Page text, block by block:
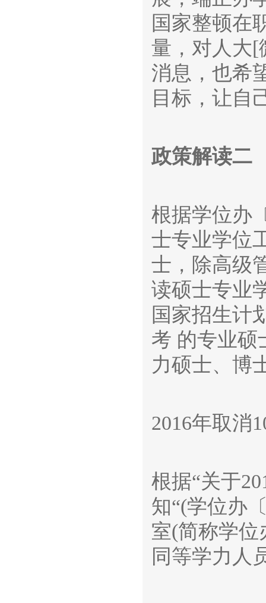
国家整顿在
量，对人大[
消息，也希
目标，让自
政策解读二
根据学位办
士专业学位
士，除高级
读硕士专业
国家招生计
考 的专业硕
力硕士、博
2016年取消
根据“关于
知“(学位办
室(简称学位
同等学力人